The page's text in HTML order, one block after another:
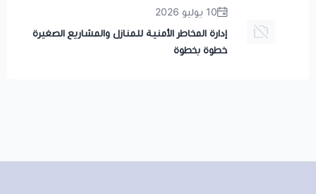
10 يوليو 2026
إدارة المخاطر الأمنية للمنازل والمشاريع الصغيرة
خطوة بخطوة